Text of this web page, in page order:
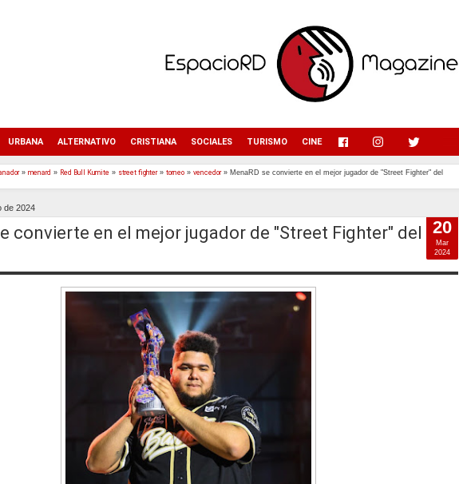
URBANA ALTERNATIVO CRISTIANA SOCIALES TURISMO CINE
» menard » Red Bull Kumite » street fighter» torneo » vencedor» MenaRD se convierte en el mejor jugador de "Street Fighter" del
de 2024
convierte en el mejor jugador de "Street Fighter" del 20
Mar
2024